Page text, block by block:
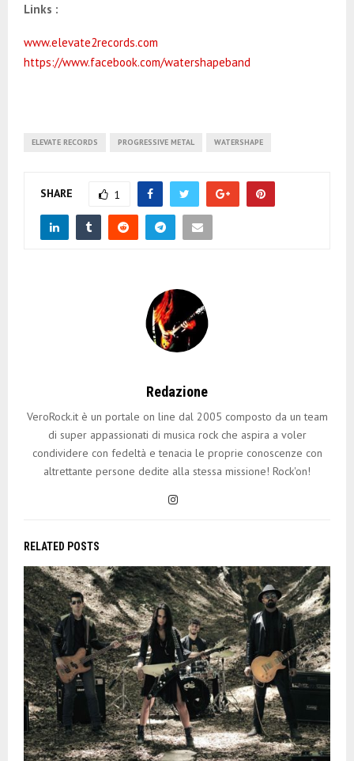
Links :
www.elevate2records.com
https://www.facebook.com/watershapeband
ELEVATE RECORDS PROGRESSIVE METAL WATERSHAPE
SHARE 1
Redazione
VeroRock.it è un portale on line dal 2005 composto da un team
di super appassionati di musica rock che aspira a voler
condividere con fedeltà e tenacia le proprie conoscenze con
altrettante persone dedite alla stessa missione! Rock'on!
RELATED POSTS